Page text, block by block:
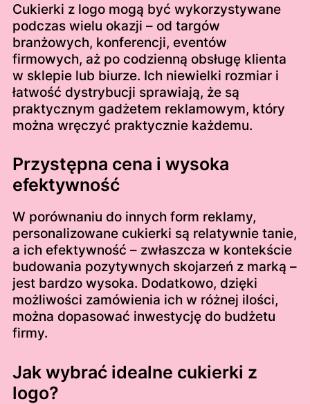
Cukierki z logo mogą być wykorzystywane
podczas wielu okazji – od targów
branżowych, konferencji, eventów
firmowych, aż po codzienną obsługę klienta
w sklepie lub biurze. Ich niewielki rozmiar i
łatwość dystrybucji sprawiają, że są
praktycznym gadżetem reklamowym, który
można wręczyć praktycznie każdemu.
Przystępna cena i wysoka
efektywność
W porównaniu do innych form reklamy,
personalizowane cukierki są relatywnie tanie,
a ich efektywność – zwłaszcza w kontekście
budowania pozytywnych skojarzeń z marką –
jest bardzo wysoka. Dodatkowo, dzięki
możliwości zamówienia ich w różnej ilości,
można dopasować inwestycję do budżetu
firmy.
Jak wybrać idealne cukierki z
logo?